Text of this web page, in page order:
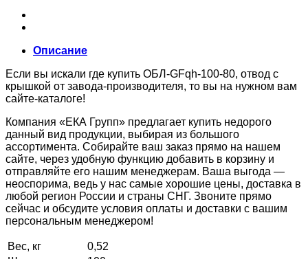
Описание
Если вы искали где купить ОБЛ-GFqh-100-80, отвод с
крышкой от завода-производителя, то вы на нужном вам
сайте-каталоге!
Компания «ЕКА Групп» предлагает купить недорого
данный вид продукции, выбирая из большого
ассортимента. Собирайте ваш заказ прямо на нашем
сайте, через удобную функцию добавить в корзину и
отправляйте его нашим менеджерам. Ваша выгода —
неоспорима, ведь у нас самые хорошие цены, доставка в
любой регион России и страны СНГ. Звоните прямо
сейчас и обсудите условия оплаты и доставки с вашим
персональным менеджером!
Вес, кг
0,52